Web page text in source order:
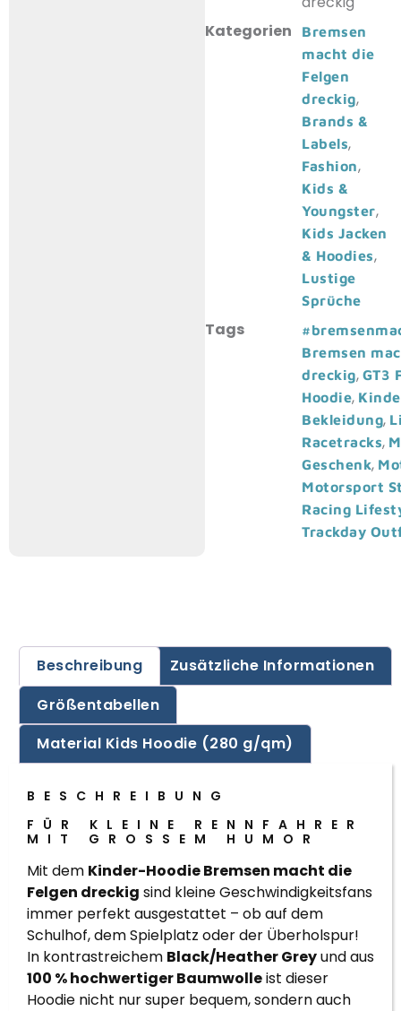
Kategorien
Bremsen
macht die
Felgen
dreckig,
Brands &
Labels,
Fashion,
Kids &
Youngster,
Kids Jacken
& Hoodies,
Lustige
Sprüche
Tags
Bremsen
dreckig, GT3
Hoodie,
Bekleidung,
Racetracks,
Geschenk,
Motorsport
Racing
Trackday
Beschreibung
Zusätzliche Informationen
Größentabellen
Material Kids Hoodie (280 g/qm)
BESCHREIBUNG
FÜR KLEINE RENNFAHRER
MIT GROSSEM HUMOR
Mit dem Kinder-Hoodie Bremsen macht die
Felgen dreckig sind kleine Geschwindigkeitsfans
immer perfekt ausgestattet – ob auf dem
Schulhof, dem Spielplatz oder der Überholspur!
In kontrastreichem Black/Heather Greyund aus
100 % hochwertiger Baumwolleist dieser
Hoodie nicht nur super bequem, sondern auch